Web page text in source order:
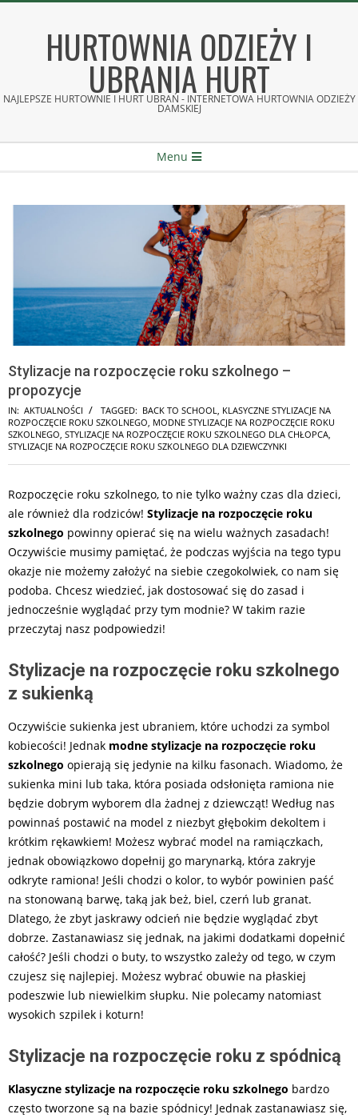
HURTOWNIA ODZIEŻY I
UBRANIA HURT
NAJLEPSZE HURTOWNIE I HURT UBRAŃ - INTERNETOWA HURTOWNIA ODZIEŻY
DAMSKIEJ
Menu
Stylizacje na rozpoczęcie roku szkolnego –
propozycje
IN: AKTUALNOŚCI TAGGED: BACK TO SCHOOL
KLASYCZNE STYLIZACJE NA
ROZPOCZĘCIE ROKU SZKOLNEGO MODNE STYLIZACJE NA ROZPOCZĘCIE ROKU
SZKOLNEGO STYLIZACJE NA ROZPOCZĘCIE ROKU SZKOLNEGO DLA CHŁOPCA
STYLIZACJE NA ROZPOCZĘCIE ROKU SZKOLNEGO DLA DZIEWCZYNKI
Rozpoczęcie roku szkolnego, to nie tylko ważny czas dla dzieci,
ale również dla rodziców! Stylizacje na rozpoczęcie roku
szkolnego powinny opierać się na wielu ważnych zasadach!
Oczywiście musimy pamiętać, że podczas wyjścia na tego typu
okazje nie możemy założyć na siebie czegokolwiek, co nam się
podoba. Chcesz wiedzieć, jak dostosować się do zasad i
jednocześnie wyglądać przy tym modnie? W takim razie
przeczytaj nasz podpowiedzi!
Stylizacje na rozpoczęcie roku szkolnego
z sukienką
Oczywiście sukienka jest ubraniem, które uchodzi za symbol
kobiecości! Jednak modne stylizacje na rozpoczęcie roku
szkolnego opierają się jedynie na kilku fasonach. Wiadomo, że
sukienka mini lub taka, która posiada odsłonięta ramiona nie
będzie dobrym wyborem dla żadnej z dziewcząt! Według nas
powinnaś postawić na model z niezbyt głębokim dekoltem i
krótkim rękawkiem! Możesz wybrać model na ramiączkach,
jednak obowiązkowo dopełnij go marynarką, która zakryje
odkryte ramiona! Jeśli chodzi o kolor, to wybór powinien paść
na stonowaną barwę, taką jak beż, biel, czerń lub granat.
Dlatego, że zbyt jaskrawy odcień nie będzie wyglądać zbyt
dobrze. Zastanawiasz się jednak, na jakimi dodatkami dopełnić
całość? Jeśli chodzi o buty, to wszystko zależy od tego, w czym
czujesz się najlepiej. Możesz wybrać obuwie na płaskiej
podeszwie lub niewielkim słupku. Nie polecamy natomiast
wysokich szpilek i koturn!
Stylizacje na rozpoczęcie roku z spódnicą
Klasyczne stylizacje na rozpoczęcie roku szkolnego bardzo
często tworzone są na bazie spódnicy! Jednak zastanawiasz się,